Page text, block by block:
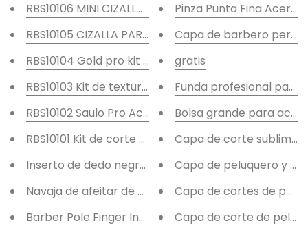
RBS10106 MINI CIZALLA DE SALÓN DE BELLEZA DE 5,5
RBS10105 CIZALLA PARA PELO DE SALÓN DE 5,5
RBS10104 Gold pro kit de corte y texturizado de
RBS10103 Kit de texturizado y corte de cabello
RBS10102 Saulo Pro Acabado Espejo Corte De
RBS10101 Kit de corte de pelo y texturizado King Pro
Inserto de dedo negro mate, cuchilla reemplazable
Navaja de afeitar de hoja reemplazable con inserto
Barber Pole Finger Insert Hoja reemplazable Razor
Pinza Punta Fina Acero
Capa de barbero
gratis
Funda profesional para
Bolsa grande para
Capa de corte
Capa de peluquero y
Capa de cortes de pelo
Capa de corte de